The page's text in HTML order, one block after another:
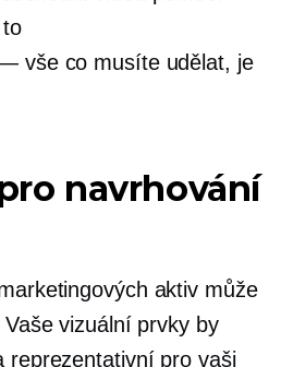
všeco musíte udělat, je
navrhování
aktiv může
vizuální prvky by
reprezentativní pro vaši